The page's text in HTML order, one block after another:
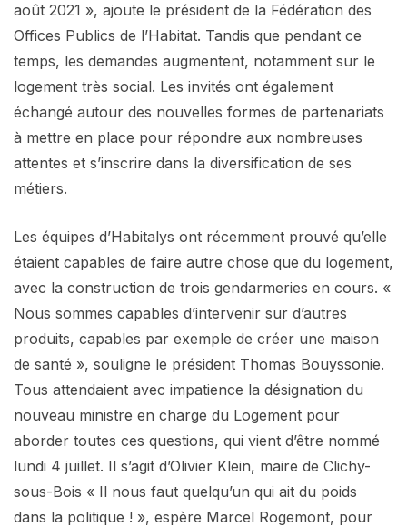
août 2021 », ajoute le président de la Fédération des
Offices Publics de l’Habitat. Tandis que pendant ce
temps, les demandes augmentent, notamment sur le
logement très social. Les invités ont également
échangé autour des nouvelles formes de partenariats
à mettre en place pour répondre aux nombreuses
attentes et s’inscrire dans la diversification de ses
métiers.
Les équipes d’Habitalys ont récemment prouvé qu’elle
étaient capables de faire autre chose que du logement,
avec la construction de trois gendarmeries en cours. «
Nous sommes capables d’intervenir sur d’autres
produits, capables par exemple de créer une maison
de santé », souligne le président Thomas Bouyssonie.
Tous attendaient avec impatience la désignation du
nouveau ministre en charge du Logement pour
aborder toutes ces questions, qui vient d’être nommé
lundi 4 juillet. Il s’agit d’Olivier Klein, maire de Clichy-
sous-Bois « Il nous faut quelqu’un qui ait du poids
dans la politique ! », espère Marcel Rogemont, pour